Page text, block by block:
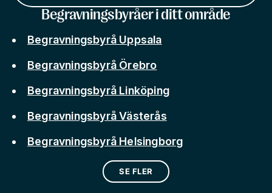
Begravningsbyråer i ditt område
Begravningsbyrå Uppsala
Begravningsbyrå Örebro
Begravningsbyrå Linköping
Begravningsbyrå Västerås
Begravningsbyrå Helsingborg
SE FLER